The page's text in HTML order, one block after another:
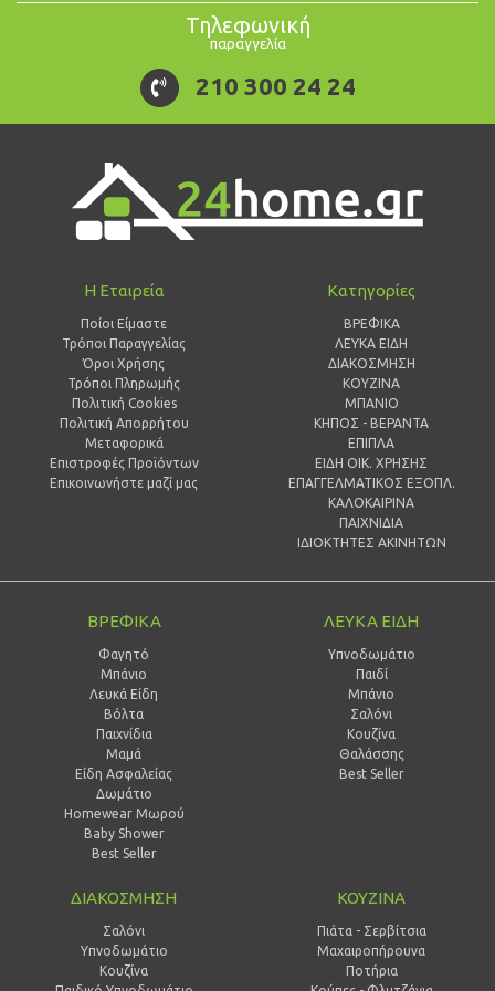
Τηλεφωνική
παραγγελία
210 300 24 24
Η Εταιρεία
Ποίοι Είμαστε
Τρόποι Παραγγελίας
Όροι Χρήσης
Τρόποι Πληρωμής
Πολιτική Cookies
Πολιτική Απορρήτου
Μεταφορικά
Επιστροφές Προϊόντων
Επικοινωνήστε μαζί μας
Κατηγορίες
ΒΡΕΦΙΚΑ
ΛΕΥΚΑ ΕΙΔΗ
ΔΙΑΚΟΣΜΗΣΗ
ΚΟΥΖΙΝΑ
ΜΠΑΝΙΟ
ΚΗΠΟΣ - ΒΕΡΑΝΤΑ
ΕΠΙΠΛΑ
ΕΙΔΗ ΟΙΚ. ΧΡΗΣΗΣ
ΕΠΑΓΓΕΛΜΑΤΙΚΟΣ ΕΞΟΠΛ.
ΚΑΛΟΚΑΙΡΙΝΑ
ΠΑΙΧΝΙΔΙΑ
ΙΔΙΟΚΤΗΤΕΣ ΑΚΙΝΗΤΩΝ
ΒΡΕΦΙΚΑ
Φαγητό
Μπάνιο
Λευκά Είδη
Βόλτα
Παιχνίδια
Μαμά
Είδη Ασφαλείας
Δωμάτιο
Homewear Μωρού
Baby Shower
Best Seller
ΛΕΥΚΑ ΕΙΔΗ
Υπνοδωμάτιο
Παιδί
Mπάνιο
Σαλόνι
Κουζίνα
Θαλάσσης
Best Seller
ΔΙΑΚΟΣΜΗΣΗ
Σαλόνι
Υπνοδωμάτιο
Κουζίνα
ΚΟΥΖΙΝΑ
Πιάτα - Σερβίτσια
Μαχαιροπήρουνα
Ποτήρια